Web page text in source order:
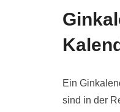
Ein
sind in der